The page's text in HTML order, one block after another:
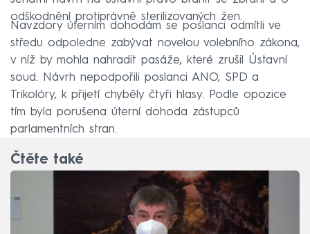
odškodnění protiprávně sterilizovaných žen.
Navzdory úterním dohodám se poslanci odmítli ve
středu odpoledne zabývat novelou volebního zákona,
v níž by mohla nahradit pasáže, které zrušil Ústavní
soud. Návrh nepodpořili poslanci ANO, SPD a
Trikolóry, k přijetí chyběly čtyři hlasy. Podle opozice
tím byla porušena úterní dohoda zástupců
parlamentních stran.
Čtěte také